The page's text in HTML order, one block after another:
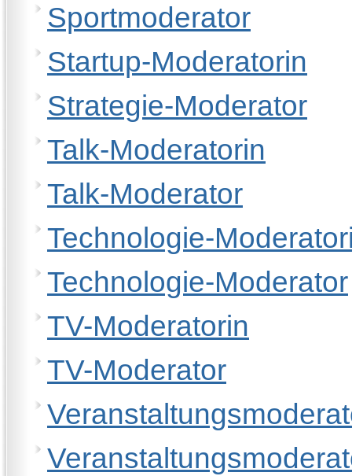
Sportmoderator
Startup-Moderatorin
Strategie-Moderator
Talk-Moderatorin
Talk-Moderator
Technologie-
Technologie-Moderator
TV-Moderatorin
TV-Moderator